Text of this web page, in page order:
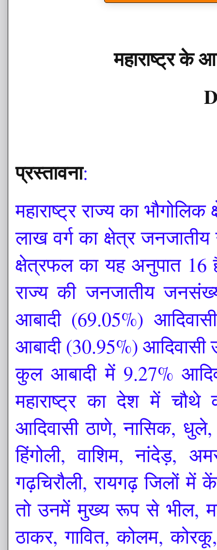
महाराष्ट्र के
प्रस्तावना:
महाराष्ट्र राज्य का
लाख वर्ग का क्षेत्र
क्षेत्रफल का यह अनुपात
राज्य की जनजातीय
आबादी (69.05%)
आबादी (30.95%) आदिवासी
कुल आबादी में 9.27%
महाराष्ट्र का देश में
आदिवासी ठाणे, नासिक,
हिंगोली, वाशिम, नांदेड़,
गढ़चिरौली, रायगढ़ जिलों में
तो उनमें मुख्य रूप से भील,
ठाकर, गावित, कोलम,